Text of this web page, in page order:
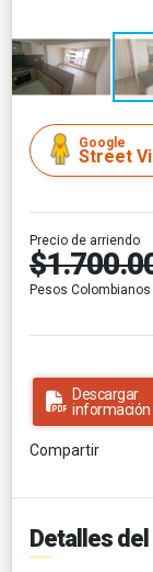
Google
Street
Precio de arriendo
Pesos Colombianos
Descargar
información
Compartir
Detalles